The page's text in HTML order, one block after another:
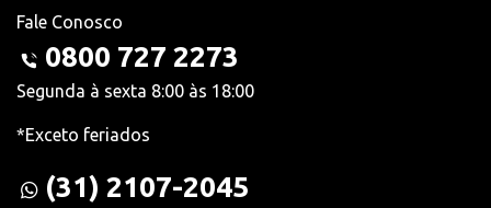
Fale Conosco
0800 727 2273
Segunda à sexta 8:00 às 18:00
*Exceto feriados
(31) 2107-2045